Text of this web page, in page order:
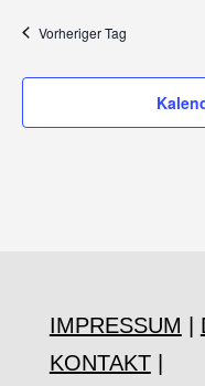
Vorheriger Tag
IMPRESSUM
KONTAKT